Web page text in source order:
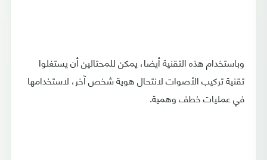
وباستخدام هذه التقنية أيضا، يمكن للمحتالين أن يستغلوا
تقنية تركيب الأصوات لانتحال هوية شخص آخر، لاستخدامها
في عمليات خطف وهمية.